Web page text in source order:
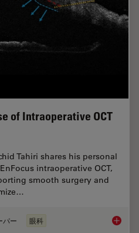
of Intraoperative OCT
Tahiri shares his personal
intraoperative OCT,
smooth surgery and
パー 眼科